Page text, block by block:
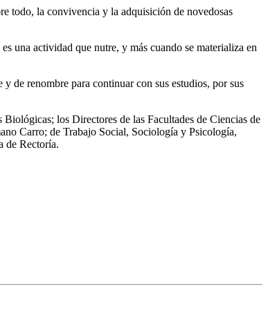
todo, la convivencia y la adquisición de novedosas
una actividad que nutre, y más cuando se materializa en
de renombre para continuar con sus estudios, por sus
los Directores de las Facultades de Ciencias de
Carro; de Trabajo Social, Sociología y Psicología,
de Rectoría.